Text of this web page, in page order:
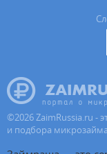
©2026ZaimRussia.ru -
и подбора